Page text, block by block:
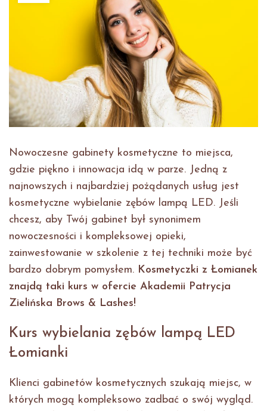
Nowoczesne gabinety kosmetyczne to miejsca,
gdzie piękno i innowacja idą w parze. Jedną z
najnowszych i najbardziej pożądanych usług jest
kosmetyczne wybielanie zębów lampą LED. Jeśli
chcesz, aby Twój gabinet był synonimem
nowoczesności i kompleksowej opieki,
zainwestowanie w szkolenie z tej techniki może być
bardzo dobrym pomysłem. Kosmetyczki z Łomianek
znajdą taki kurs w ofercie Akademii Patrycja
Zielińska Brows & Lashes!
Kurs wybielania zębów lampą LED
Łomianki
Klienci gabinetów kosmetycznych szukają miejsc, w
których mogą kompleksowo zadbać o swój wygląd.